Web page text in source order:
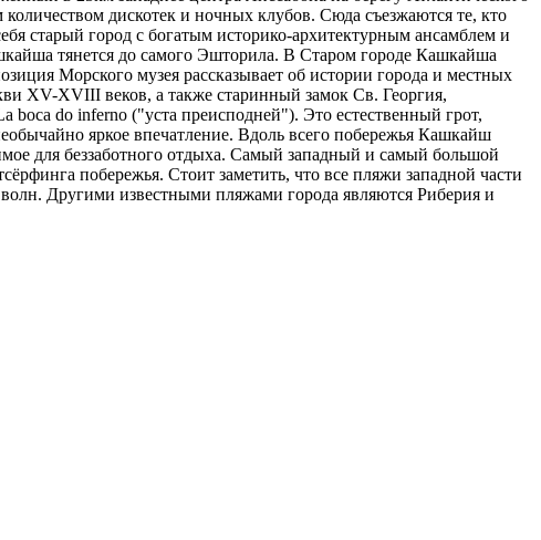
дискотек и ночных клубов. Сюда съезжаются те, кто
старый город с богатым историко-архитектурным ансамблем и
тянется до самого Эшторила. В Старом городе Кашкайша
Морского музея рассказывает об истории города и местных
XV-XVIII веков, а также старинный замок Св. Георгия,
do inferno ("уста преисподней"). Это естественный грот,
яркое впечатление. Вдоль всего побережья Кашкайш
для беззаботного отдыха. Самый западный и самый большой
побережья. Стоит заметить, что все пляжи западной части
Другими известными пляжами города являются Риберия и